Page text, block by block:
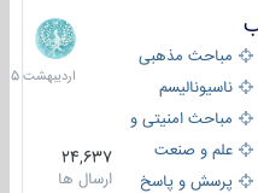
مباحث مذهبی
ناسیونالیسم
مباحث امنیتی و اطلاعاتی
علم و صنعت
پرسش و پاسخ
24,637
ارسال ها
8
1405